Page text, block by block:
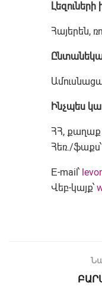
Լեզուների
Հայերեն,
Ինչպես
ՀՀ, քաղաք
Հեռ./
Е-mail՝
Վեբ-կայք՝